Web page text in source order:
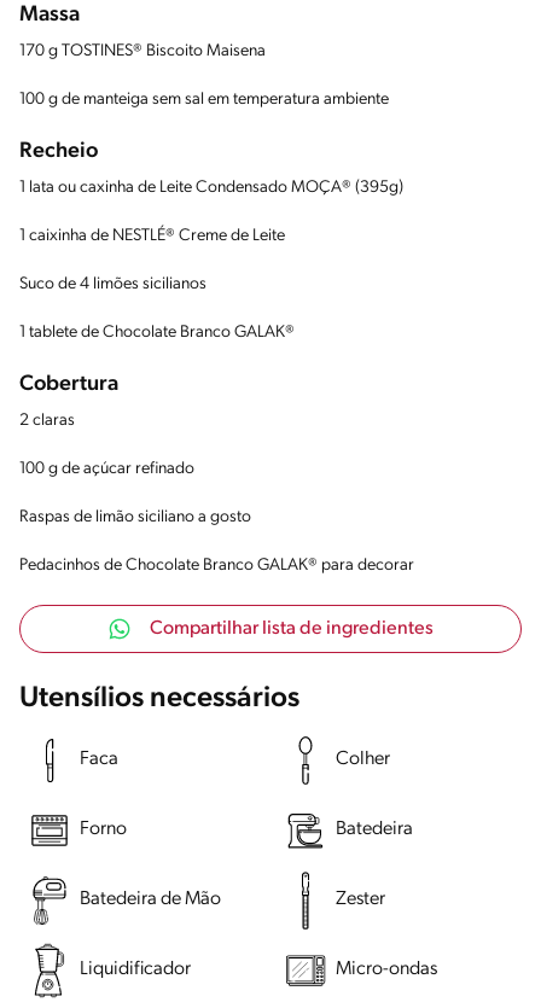
Massa
170 g TOSTINES® Biscoito Maisena
100 g de manteiga sem sal em temperatura ambiente
Recheio
1 lata ou caxinha de Leite Condensado MOÇA® (395g)
1 caixinha de NESTLÉ® Creme de Leite
Suco de 4 limões sicilianos
1 tablete de Chocolate Branco GALAK®
Cobertura
2 claras
100 g de açúcar refinado
Raspas de limão siciliano a gosto
Pedacinhos de Chocolate Branco GALAK® para decorar
Compartilhar lista de ingredientes
Utensílios necessários
Faca Colher
Forno Batedeira
Batedeira de Mão Zester
Liquidificador Micro-ondas